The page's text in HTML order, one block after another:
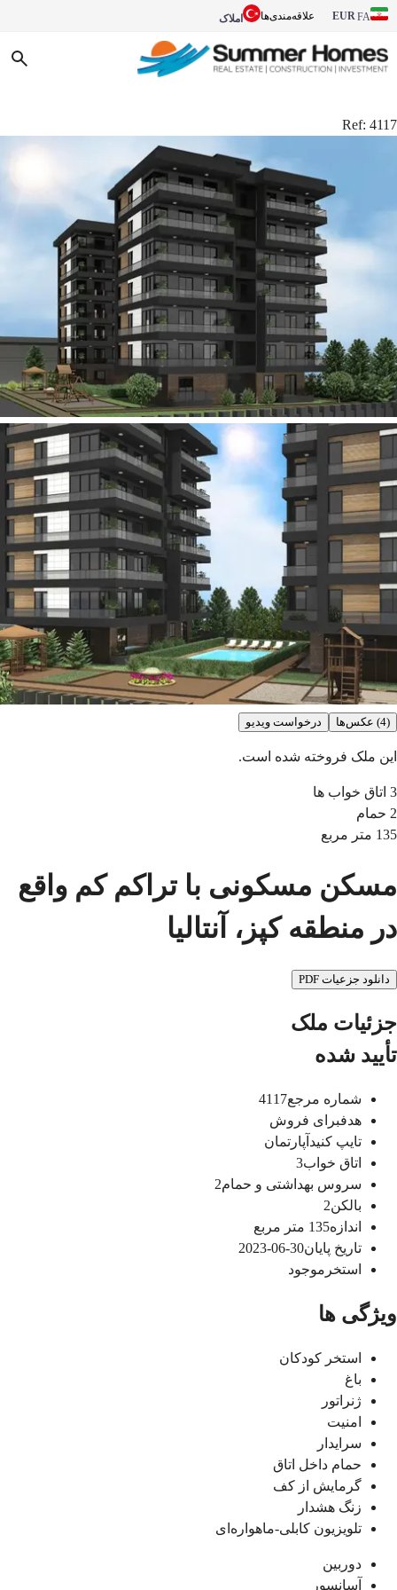
FA
EUR علاقه‌مندی‌ها املاک
Ref: 4117
(4) عکس‌ها درخواست ویدیو
این ملک فروخته شده است.
3 اتاق خواب ها
2 حمام
135 متر مربع
مسکن مسکونی با تراکم کم واقع
در منطقه کپز، آنتالیا
دانلود جزعیات PDF
جزئیات ملک
تأیید شده
شماره مرجع4117
هدفبرای فروش
تایپ کنید آپارتمان
اتاق خواب3
سروس بهداشتی و حمام2
بالکن2
اندازه135 متر مربع
تاریخ پایان30-06-2023
استخر موجود
ویژگی ها
استخر کودکان
باغ
ژنراتور
امنیت
سرایدار
حمام داخل اتاق
گرمایش از کف
زنگ هشدار
تلویزیون کابلی-ماهواره‌ای
دوربین
آسانسور